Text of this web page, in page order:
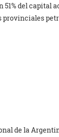
51% del capital
de la